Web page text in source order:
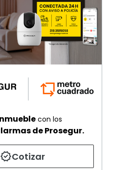
con los
de Prosegur.
Cotizar